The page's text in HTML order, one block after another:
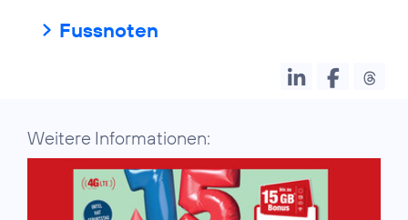
Fussnoten
Weitere Informationen: